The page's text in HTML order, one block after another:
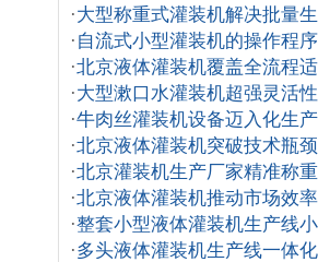
·大型称重式灌装机解决批量
· 自流式小型灌装机的操作程
·北京液体灌装机覆盖全流程
·大型漱口水灌装机超强灵活
·牛肉丝灌装机设备迈入化生
·北京液体灌装机突破技术瓶颈
·北京灌装机生产厂家精准称
·北京液体灌装机推动市场效
·整套小型液体灌装机生产线
·多头液体灌装机生产线一体